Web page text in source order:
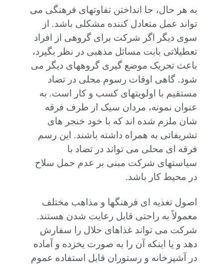
به هر حال، جا انداختن تفاوتهای فرهنگی می
تواند عمل متعادل کننده مشکلی باشد. از
سوی دیگر اگر شرکت برای گروهی از افراد
تعطیلاتی بابت مسائل مذهبی در نظر بگیرد،
باعث تحریک موضع گیری گروههای دیگر می
شود. گاهی اوقات رسوم محلی در تضاد
مستقیم با اولویتهای کسب و کار است. به
عنوان نمونه، مردان سیک از طرف فرقه
شان ملزم شده اند که با خود خنجر های
تشریفاتی به همراه داشته باشند. این رسم
فرقه ای محلی می تواند در تضاد با
سیاستهای شرکت مبنی بر عدم حمل سلاح
در محیط کار باشد.
اصول تغذیه ای فرهنگها و مذاهب مختلف
معمولاً به راحتی قابل رعایت شدن هستند.
شرکت می تواند غذاهای حلال را سفارش
دهد و یا اینکه آن را به صورت یخزده و آماده
در آشپزخانه و رستوران قابل استفاده عموم